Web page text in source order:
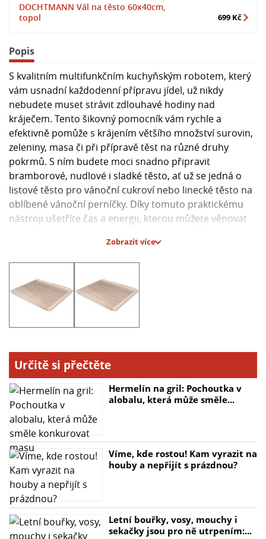
DOCHTMANN Vál na těsto 60x40cm,
topol
699 Kč
Popis
S kvalitním multifunkčním kuchyňským robotem, který
vám usnadní každodenní přípravu jídel, už nikdy
nebudete muset strávit zdlouhavé hodiny nad
kráječem. Tento šikovný pomocník vám rychle a
efektivně pomůže s krájením většího množství surovin,
zeleniny, masa či při přípravě těst na různé druhy
pokrmů. S ním budete moci snadno připravit
bramborové, nudlové i sladké těsto, ať už se jedná o
listové těsto pro vánoční cukroví nebo linecké těsto na
oblíbené vánoční perníčky. Díky tomuto praktickému
nástroji ušetříte čas a energii, kterou můžete věnovat
Hlavní parametry:
jídel
- Ideální pro krájení většího množství surovin, zeleniny,
- Umožňuje rychle a efektivně zvládnout přípravu
pokrmů
- Šetří čas a energii při vaření a pečení
Zobrazit více
Určitě si přečtěte
Hermelín na gril: Pochoutka v
alobalu, která může směle...
Víme, kde rostou! Kam vyrazit na
houby a nepřijít s prázdnou?
Letní bouřky, vosy, mouchy i
sekačky jsou pro ně utrpením:...